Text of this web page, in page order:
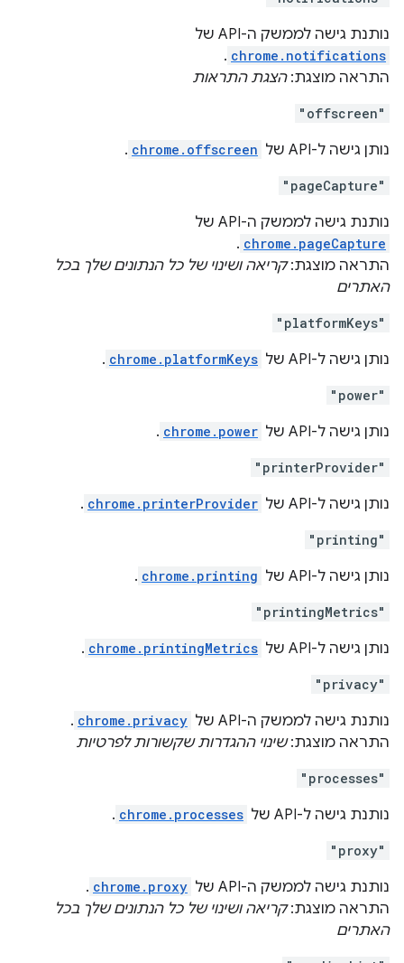
נותנת גישה לממשק ה-API של
chrome.notifications
.
התראה מוצגת:הצגת התראות
"offscreen"
נותן גישה ל-API של chrome.offscreen
.
"pageCapture"
נותנת גישה לממשק ה-API של
chrome.pageCapture
.
התראה מוצגת:קריאה ושינוי של כל הנתונים שלך בכל
האתרים
"platformKeys"
נותן גישה ל-API של chrome.platformKeys
.
"power"
נותן גישה ל-API של chrome.power
.
"printerProvider"
נותן גישה ל-API של chrome.printerProvider
.
"printing"
נותן גישה ל-API של chrome.printing
.
"printingMetrics"
נותן גישה ל-API של chrome.printingMetrics
.
"privacy"
נותנת גישה לממשק ה-API של chrome.privacy
.
התראה מוצגת:שינוי ההגדרות שקשורות לפרטיות
"processes"
נותנת גישה ל-API של chrome.processes
.
"proxy"
נותנת גישה לממשק ה-API של chrome.proxy
.
התראה מוצגת:קריאה ושינוי של כל הנתונים שלך בכל
האתרים